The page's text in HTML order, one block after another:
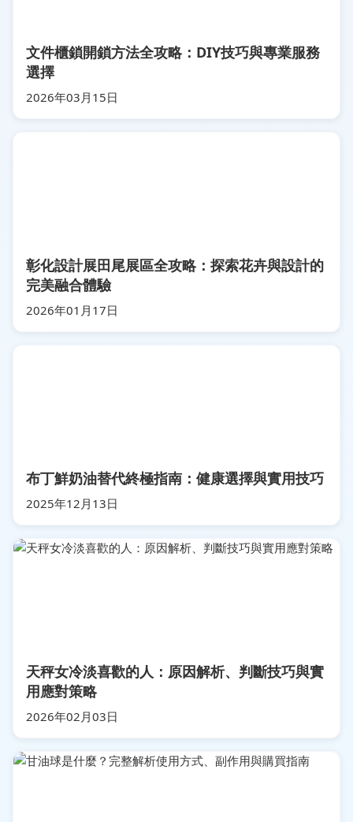
文件櫃鎖開鎖方法全攻略：DIY技巧與專業服務
選擇
2026年03月15日
彰化設計展田尾展區全攻略：探索花卉與設計的
完美融合體驗
2026年01月17日
布丁鮮奶油替代終極指南：健康選擇與實用技巧
2025年12月13日
天秤女冷淡喜歡的人：原因解析、判斷技巧與實
用應對策略
2026年02月03日